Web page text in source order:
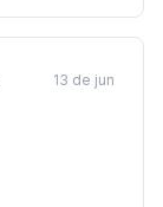
13 de jun